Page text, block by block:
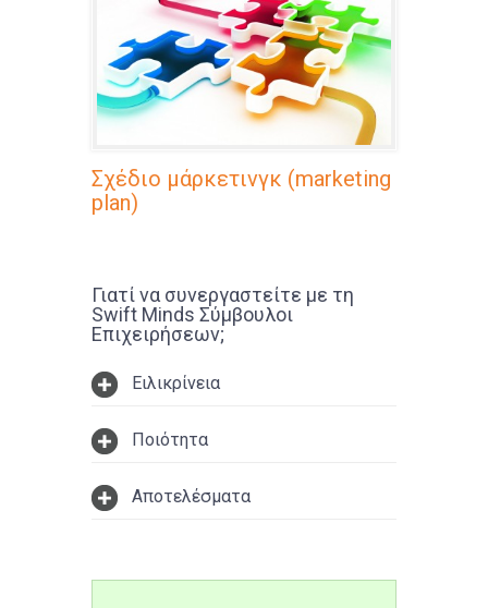
Σχέδιο μάρκετινγκ (marketing
plan)
Γιατί να συνεργαστείτε με τη
Swift Minds Σύμβουλοι
Επιχειρήσεων;
Ειλικρίνεια
Ποιότητα
Αποτελέσματα